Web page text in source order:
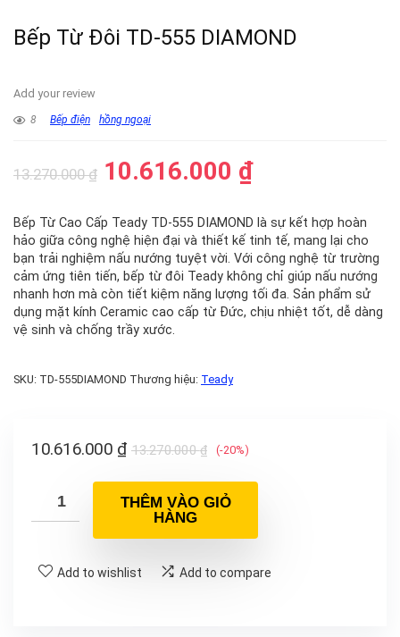
Bếp Từ Đôi TD-555 DIAMOND
Add your review
8 Bếp điện hồng ngoại
13.270.000₫ 10.616.000 ₫
Bếp Từ Cao Cấp Teady TD-555 DIAMOND là sự kết hợp hoàn
hảo giữa công nghệ hiện đại và thiết kế tinh tế, mang lại cho
bạn trải nghiệm nấu nướng tuyệt vời. Với công nghệ từ trường
cảm ứng tiên tiến, bếp từ đôi Teady không chỉ giúp nấu nướng
nhanh hơn mà còn tiết kiệm năng lượng tối đa. Sản phẩm sử
dụng mặt kính Ceramic cao cấp từ Đức, chịu nhiệt tốt, dễ dàng
vệ sinh và chống trầy xước.
SKU: TD-555DIAMOND Thương hiệu: Teady
13.270.000₫
10.616.000 ₫ (-20%)
THÊM VÀO GIỎ
HÀNG
Add to wishlist Add to compare